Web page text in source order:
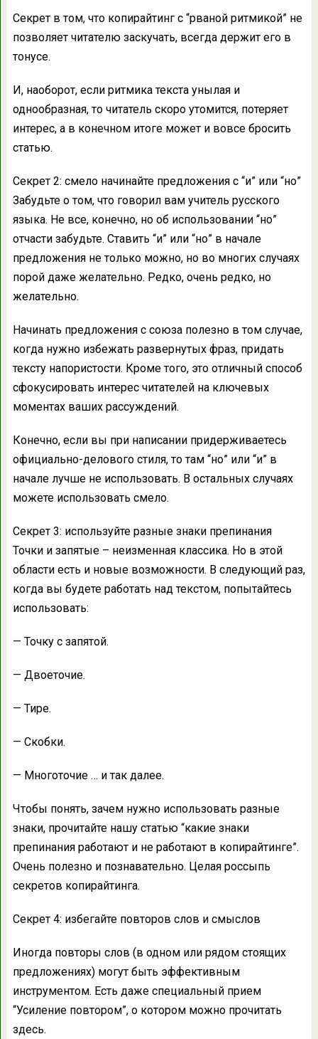
Секрет в том, что копирайтинг с “рваной ритмикой” не
позволяет читателю заскучать, всегда держит его в
тонусе.
И, наоборот, если ритмика текста унылая и
однообразная, то читатель скоро утомится, потеряет
интерес, а в конечном итоге может и вовсе бросить
статью.
Секрет 2: смело начинайте предложения с “и” или “но”
Забудьте о том, что говорил вам учитель русского
языка. Не все, конечно, но об использовании “но”
отчасти забудьте. Ставить “и” или “но” в начале
предложения не только можно, но во многих случаях
порой даже желательно. Редко, очень редко, но
желательно.
Начинать предложения с союза полезно в том случае,
когда нужно избежать развернутых фраз, придать
тексту напористости. Кроме того, это отличный способ
сфокусировать интерес читателей на ключевых
моментах ваших рассуждений.
Конечно, если вы при написании придерживаетесь
официально-делового стиля, то там “но” или “и” в
начале лучше не использовать. В остальных случаях
можете использовать смело.
Секрет 3: используйте разные знаки препинания
Точки и запятые – неизменная классика. Но в этой
области есть и новые возможности. В следующий раз,
когда вы будете работать над текстом, попытайтесь
использовать:
— Точку с запятой.
— Двоеточие.
— Тире.
— Скобки.
— Многоточие … и так далее.
Чтобы понять, зачем нужно использовать разные
знаки, прочитайте нашу статью “какие знаки
препинания работают и не работают в копирайтинге”.
Очень полезно и познавательно. Целая россыпь
секретов копирайтинга.
Секрет 4: избегайте повторов слов и смыслов
Иногда повторы слов (в одном или рядом стоящих
предложениях) могут быть эффективным
инструментом. Есть даже специальный прием
“Усиление повтором”, о котором можно прочитать
здесь.